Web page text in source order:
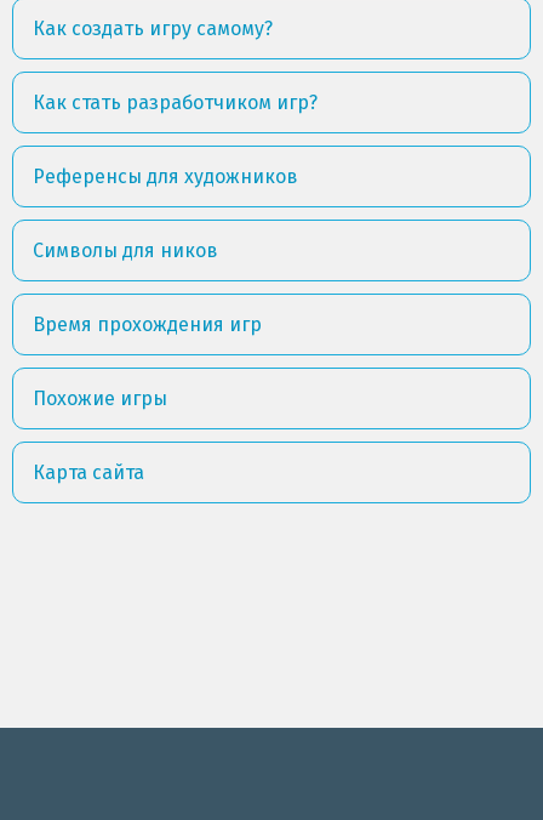
Как создать игру самому?
Как стать разработчиком игр?
Референсы для художников
Символы для ников
Время прохождения игр
Похожие игры
Карта сайта